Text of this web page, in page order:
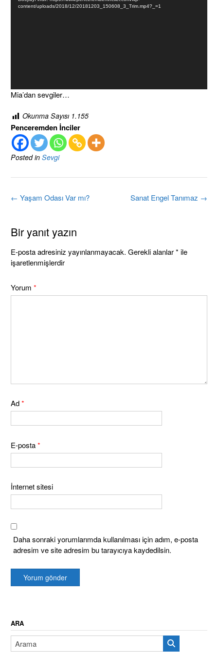
content/uploads/2018/12/20181203_150608_3_Trim.mp4?_=1
Mia’dan sevgiler…
Okunma Sayısı 1.155
Penceremden İnciler
Posted in Sevgi
Post
Sanat Engel Tanımaz →
← Yaşam Odası Var mı?
Bir yanıt yazın
E-posta adresiniz yayınlanmayacak. Gerekli alanlar* ile
işaretlenmişlerdir
Yorum *
Ad*
E-posta*
İnternet sitesi
Daha sonraki yorumlarımda kullanılması için adım, e-posta
adresim ve site adresim bu tarayıcıya kaydedilsin.
ARA